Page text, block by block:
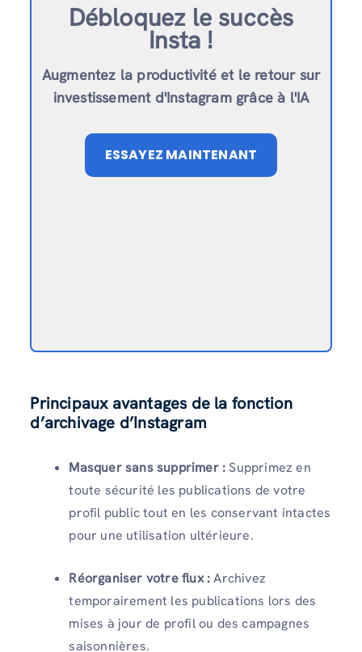
Débloquez le succès
Insta !
Augmentez la productivité et le retour sur
investissement d'Instagram grâce à l'IA
ESSAYEZ MAINTENANT
Principaux avantages de la fonction
d’archivage d’Instagram
Masquer sans supprimer :Supprimez en
toute sécurité les publications de votre
profil public tout en les conservant intactes
pour une utilisation ultérieure.
Réorganiser votre flux :Archivez
temporairement les publications lors des
mises à jour de profil ou des campagnes
saisonnières.